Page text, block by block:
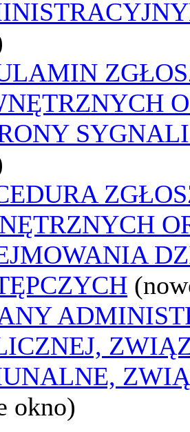
okno)